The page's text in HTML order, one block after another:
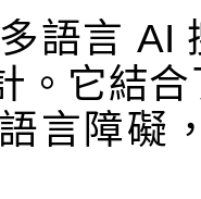
語言 AI
。它結
言障礙